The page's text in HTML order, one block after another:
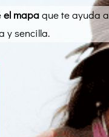
el mapaque te ayuda a
y sencilla.